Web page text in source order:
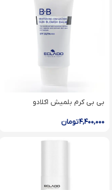
بی بی کرم بلمیش اکلادو
۴,۴۰۰,۰۰۰تومان